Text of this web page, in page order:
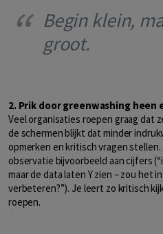
Begin klein,
groot.
2. Prik door greenwashing heen
Veel organisaties roepen graag dat
de schermen blijkt dat minder
opmerken en kritisch vragen
observatie bijvoorbeeld aan cijfers
maar de data laten Y zien – zou het
verbeteren?”). Je leert zo kritisch
roepen.